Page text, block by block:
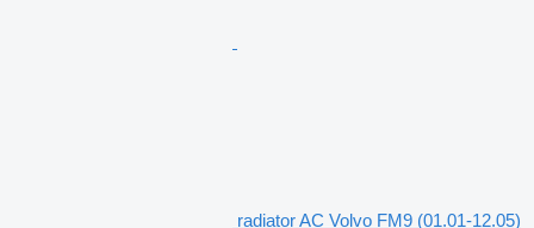
radiator AC Volvo FM9 (01.01-12.05)